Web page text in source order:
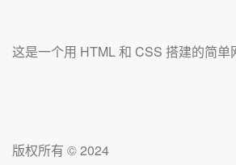
这是一个用 HTML 和 CSS 搭建的简单
版权所有 © 2024